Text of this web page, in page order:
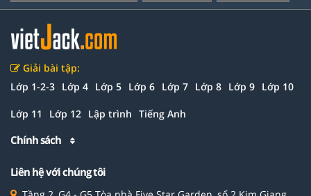
Giải bài tập:
Lớp 1-2-3 Lớp 4 Lớp 5 Lớp 6 Lớp 7 Lớp 8 Lớp 9 Lớp 10
Lớp 11 Lớp 12 Lập trình Tiếng Anh
Chính sách
Liên hệ với chúng tôi